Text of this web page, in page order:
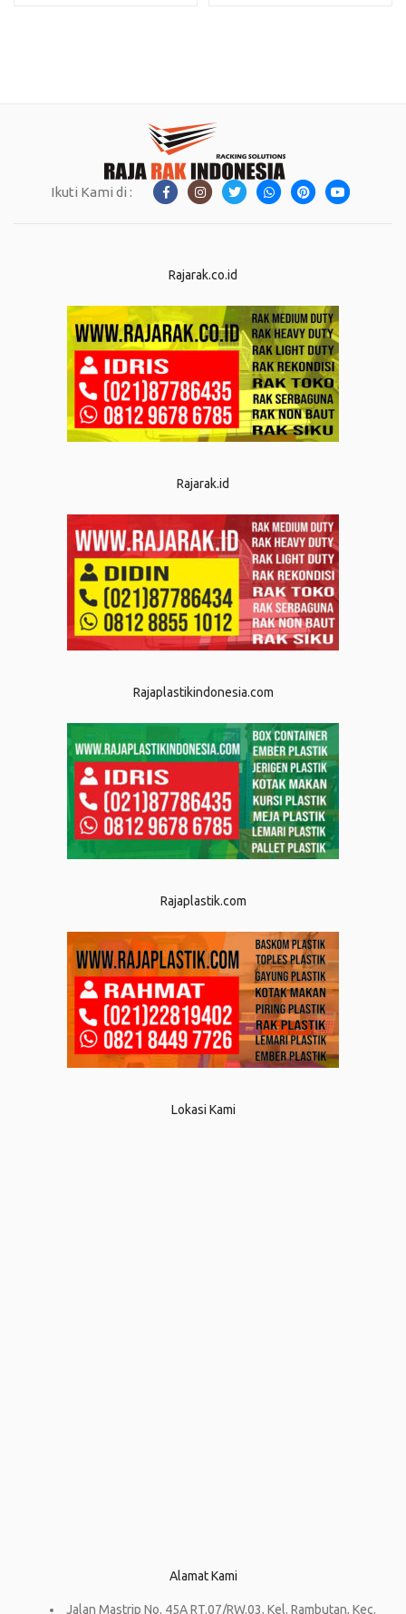
Ikuti Kami di :
Rajarak.co.id
Rajarak.id
Rajaplastikindonesia.com
Rajaplastik.com
Lokasi Kami
Alamat Kami
Jalan Mastrip No. 45A RT.07/RW.03, Kel. Rambutan, Kec.